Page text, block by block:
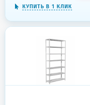
КУПИТЬ В 1 КЛИК